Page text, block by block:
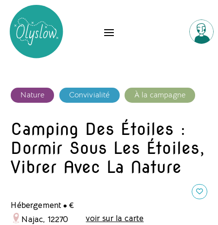
Nature Convivialité À la campagne
Camping Des Étoiles :
Dormir Sous Les Étoiles,
Vibrer Avec La Nature
Hébergement. €
Najac, 12270
voir sur la carte